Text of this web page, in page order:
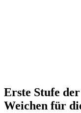
Erste Stufe
Weichen für